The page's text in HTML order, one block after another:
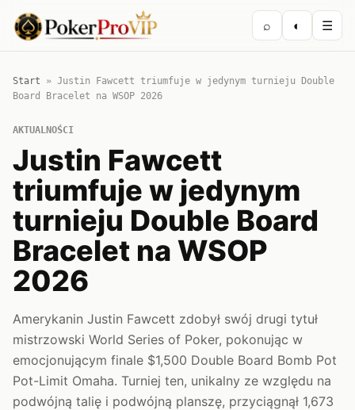
⌕ ◐ ☰
Start » Justin Fawcett triumfuje w jedynym turnieju Double
Board Bracelet na WSOP 2026
AKTUALNOŚCI
Justin Fawcett
triumfuje w jedynym
turnieju Double Board
Bracelet na WSOP
2026
Amerykanin Justin Fawcett zdobył swój drugi tytuł
mistrzowski World Series of Poker, pokonując w
emocjonującym finale $1,500 Double Board Bomb Pot
Pot-Limit Omaha. Turniej ten, unikalny ze względu na
podwójną talię i podwójną planszę, przyciągnął 1,673